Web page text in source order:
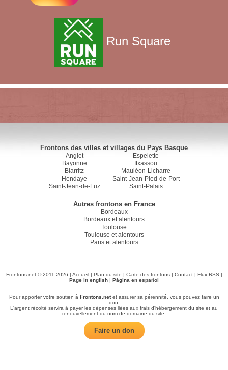
Run Square
Frontons des villes et villages du Pays Basque
Anglet
Bayonne
Biarritz
Hendaye
Saint-Jean-de-Luz
Espelette
Itxassou
Mauléon-Licharre
Saint-Jean-Pied-de-Port
Saint-Palais
Autres frontons en France
Bordeaux
Bordeaux et alentours
Toulouse
Toulouse et alentours
Paris et alentours
Frontons.net © 2011-2026 | Accueil| Plan du site | Carte des frontons| Contact| Flux RSS |
Page in english | Página en español
Pour apporter votre soutien à Frontons.netet assurer sa pérennité, vous pouvez faire un
don.
L'argent récolté servira à payer les dépenses liées aux frais d'hébergement du site et au
renouvellement du nom de domaine du site.
Faire un don